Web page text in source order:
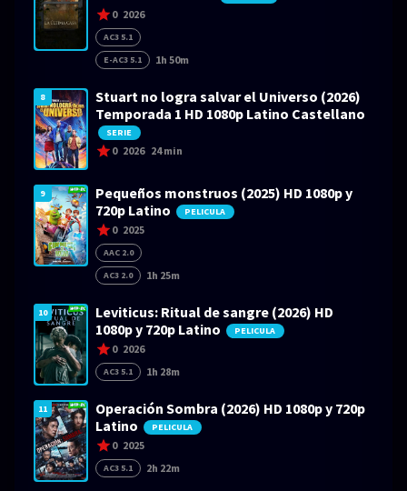
0 2026
AC3 5.1
E-AC3 5.1
1h 50m
8
Stuart no logra salvar el Universo (2026)
Temporada 1 HD 1080p Latino Castellano
SERIE
0 2026 24 min
9
Pequeños monstruos (2025) HD 1080p y
720p Latino
PELICULA
0 2025
AAC 2.0
AC3 2.0
1h 25m
10
Leviticus: Ritual de sangre (2026) HD
1080p y 720p Latino
PELICULA
0 2026
AC3 5.1 1h 28m
11
Operación Sombra (2026) HD 1080p y 720p
Latino
PELICULA
0 2025
AC3 5.1 2h 22m